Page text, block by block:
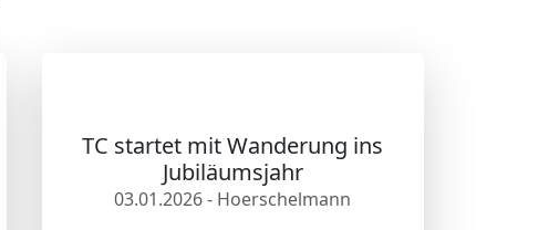
TC startet mit Wanderung ins
Jubiläumsjahr
03.01.2026 - Hoerschelmann